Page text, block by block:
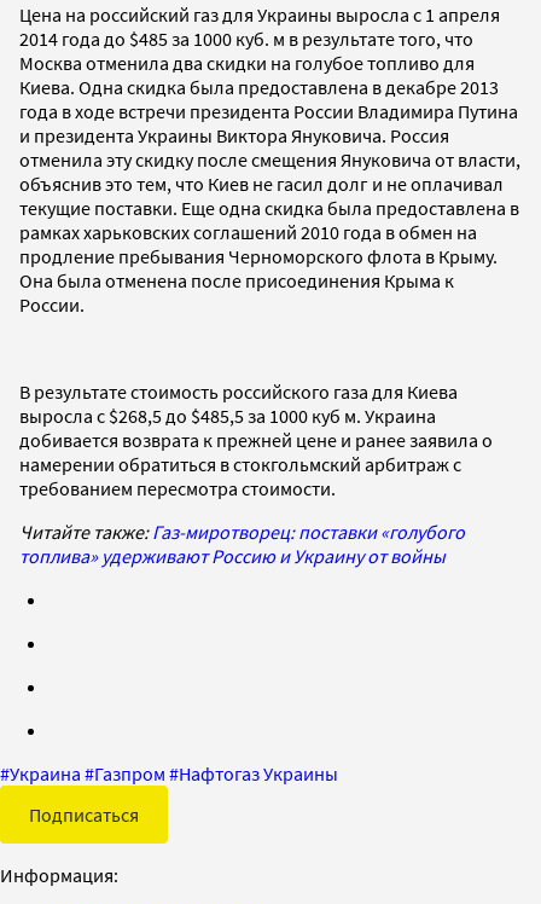
Цена на российский газ для Украины выросла с 1 апреля
2014 года до $485 за 1000 куб. м в результате того, что
Москва отменила два скидки на голубое топливо для
Киева. Одна скидка была предоставлена в декабре 2013
года в ходе встречи президента России Владимира Путина
и президента Украины Виктора Януковича. Россия
отменила эту скидку после смещения Януковича от власти,
объяснив это тем, что Киев не гасил долг и не оплачивал
текущие поставки. Еще одна скидка была предоставлена в
рамках харьковских соглашений 2010 года в обмен на
продление пребывания Черноморского флота в Крыму.
Она была отменена после присоединения Крыма к
России.
В результате стоимость российского газа для Киева
выросла с $268,5 до $485,5 за 1000 куб м. Украина
добивается возврата к прежней цене и ранее заявила о
намерении обратиться в стокгольмский арбитраж с
требованием пересмотра стоимости.
Читайте также:Газ-миротворец: поставки «голубого
топлива» удерживают Россию и Украину от войны
#Украина #Газпром #Нафтогаз Украины
Подписаться
Информация: